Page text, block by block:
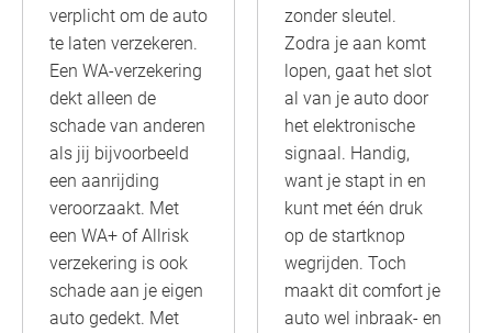
verplicht om de auto
te laten verzekeren.
Een WA-verzekering
dekt alleen de
schade van anderen
als jij bijvoorbeeld
een aanrijding
veroorzaakt. Met
een WA+ of Allrisk
verzekering is ook
schade aan je eigen
auto gedekt. Met
zonder sleutel.
Zodra je aan komt
lopen, gaat het slot
al van je auto door
het elektronische
signaal. Handig,
want je stapt in en
kunt met één druk
op de startknop
wegrijden. Toch
maakt dit comfort je
auto wel inbraak- en